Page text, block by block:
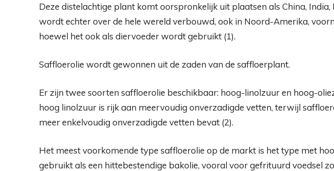
Deze distelachtige plant komt oorspronkelijk uit plaatsen als China, India,
wordt echter over de hele wereld verbouwd, ook in Noord-Amerika,
hoewel het ook als diervoeder wordt gebruikt (1).
Saffloerolie wordt gewonnen uit de zaden van de saffloerplant.
Er zijn twee soorten saffloerolie beschikbaar: hoog-linolzuur en hoog-
hoog linolzuur is rijk aan meervoudig onverzadigde vetten, terwijl
meer enkelvoudig onverzadigde vetten bevat (2).
Het meest voorkomende type saffloerolie op de markt is het type met
gebruikt als een hittebestendige bakolie, vooral voor gefrituurd voedsel